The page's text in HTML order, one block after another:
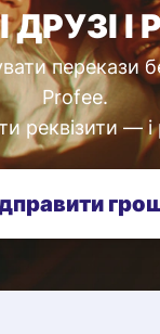
І
перекази
Profee.
реквізити —